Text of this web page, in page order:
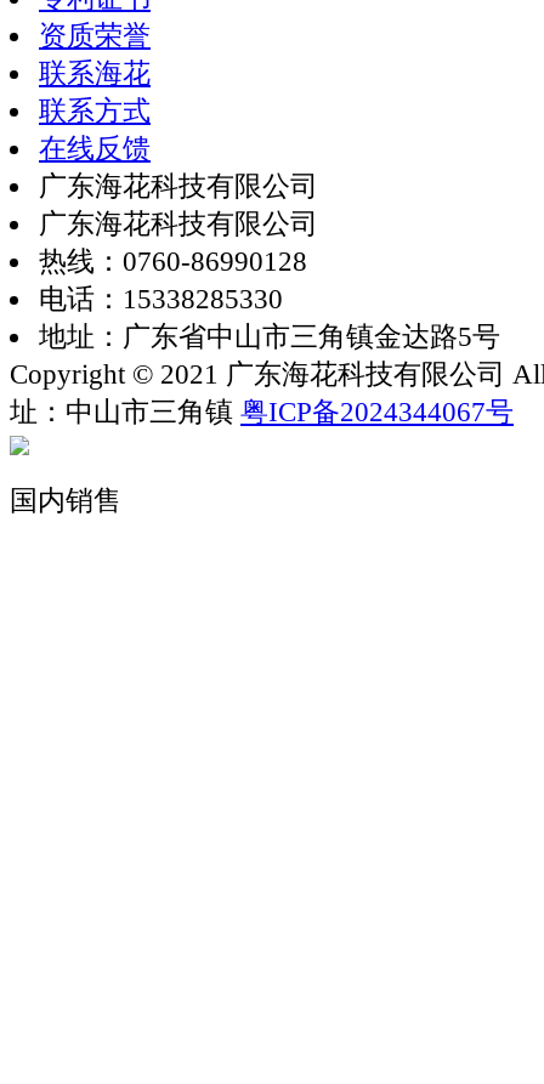
资质荣誉
联系海花
联系方式
在线反馈
广东海花科技有限公司
广东海花科技有限公司
热线：0760-86990128
电话：15338285330
地址：广东省中山市三角镇金达路5号
Copyright © 2021 广东海花科技有限公司
址：中山市三角镇 粤ICP备2024344067号
国内销售